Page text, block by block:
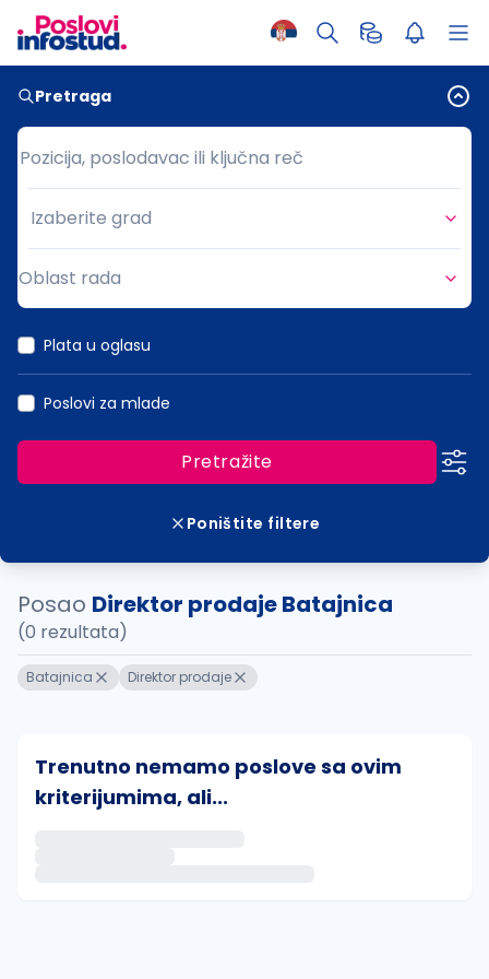
Pretraga
Pozicija, poslodavac ili ključna reč
Pozicija, poslodavac ili ključna reč
Grad
Izaberite grad
Oblast rada
Plata u oglasu
Poslovi za mlade
Pretražite
Poništite filtere
Posao Direktor prodaje Batajnica
(0 rezultata)
Batajnica Direktor prodaje
Trenutno nemamo poslove sa ovim
kriterijumima, ali...